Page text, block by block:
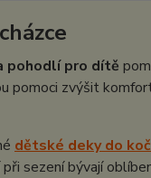
pohodlí pro dítě
pomoci zvýšit
dětské deky do
sezení bývají